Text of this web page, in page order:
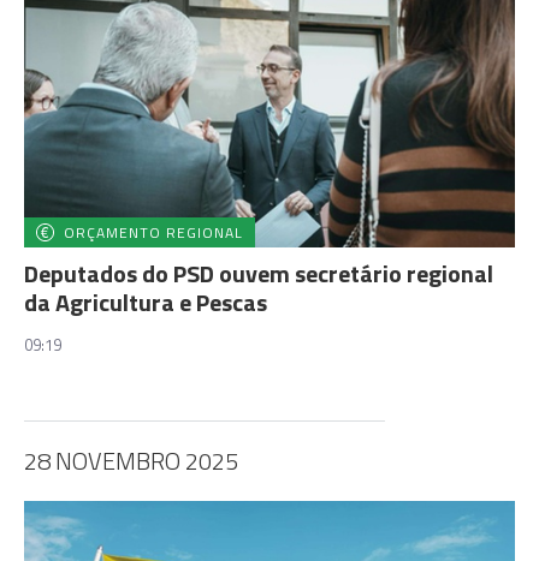
ORÇAMENTO REGIONAL
Deputados do PSD ouvem secretário regional
da Agricultura e Pescas
09:19
28 NOVEMBRO 2025